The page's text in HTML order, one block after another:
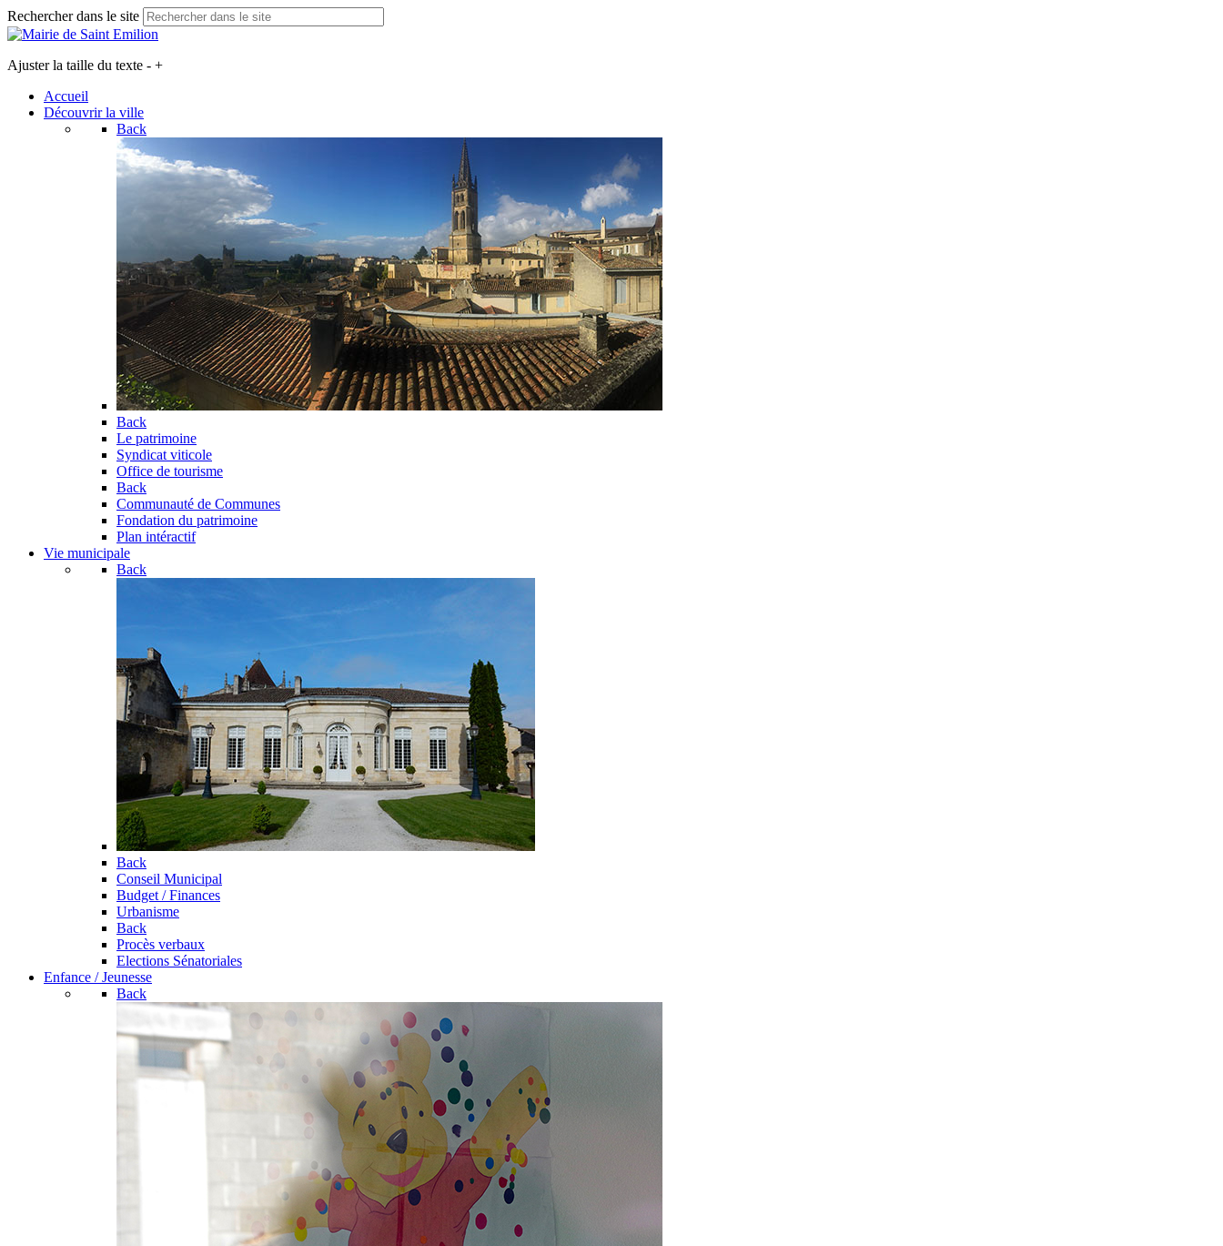
Rechercher dans le site
Ajuster la taille du texte - +
Accueil
Découvrir la ville
Back
Back
Le patrimoine
Syndicat viticole
Office de tourisme
Back
Communauté de Communes
Fondation du patrimoine
Plan intéractif
Vie municipale
Back
Back
Conseil Municipal
Budget / Finances
Urbanisme
Back
Procès verbaux
Elections Sénatoriales
Enfance / Jeunesse
Back